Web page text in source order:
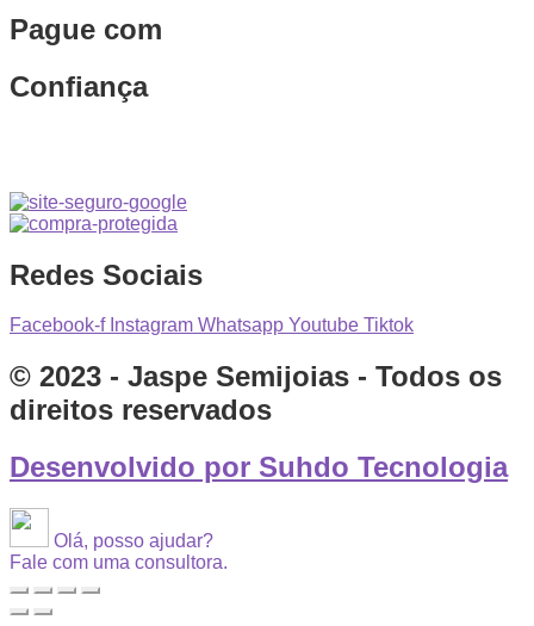
Pague com
Confiança
Redes Sociais
Facebook-f Instagram Whatsapp Youtube Tiktok
© 2023 - Jaspe Semijoias - Todos os
direitos reservados
Desenvolvido por Suhdo Tecnologia
Olá, posso ajudar?
Fale com uma consultora.